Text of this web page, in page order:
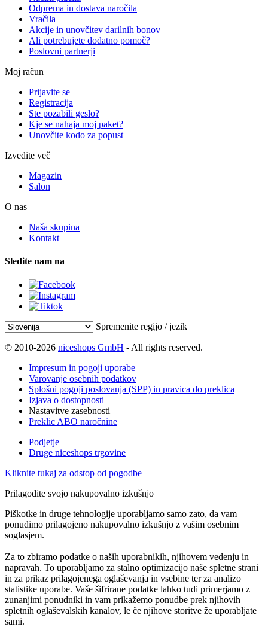
Odprema in dostava naročila
Vračila
Akcije in unovčitev darilnih bonov
Ali potrebujete dodatno pomoč?
Poslovni partnerji
Moj račun
Prijavite se
Registracija
Ste pozabili geslo?
Kje se nahaja moj paket?
Unovčite kodo za popust
Izvedite več
Magazin
Salon
O nas
Naša skupina
Kontakt
Sledite nam na
Spremenite regijo / jezik
© 2010-2026 niceshops GmbH - All rights reserved.
Impresum in pogoji uporabe
Varovanje osebnih podatkov
Splošni pogoji poslovanja (SPP) in pravica do preklica
Izjava o dostopnosti
Nastavitve zasebnosti
Preklic ABO naročnine
Podjetje
Druge niceshops trgovine
Kliknite tukaj za odstop od pogodbe
Prilagodite svojo nakupovalno izkušnjo
Piškotke in druge tehnologije uporabljamo samo zato, da vam
ponudimo prilagojeno nakupovalno izkušnjo z vašim osebnim
soglasjem.
Za to zbiramo podatke o naših uporabnikih, njihovem vedenju in
napravah. To uporabljamo za stalno optimizacijo naše spletne strani
in za prikaz prilagojenega oglaševanja in vsebine ter za analizo
statistike uporabe. Vaše šifrirane podatke lahko tudi primerjamo z
zunanjimi ponudniki in vam prikažemo ponudbe prek njihovih
spletnih oglaševalskih kanalov, le če njihove storitve že uporabljate
sami.